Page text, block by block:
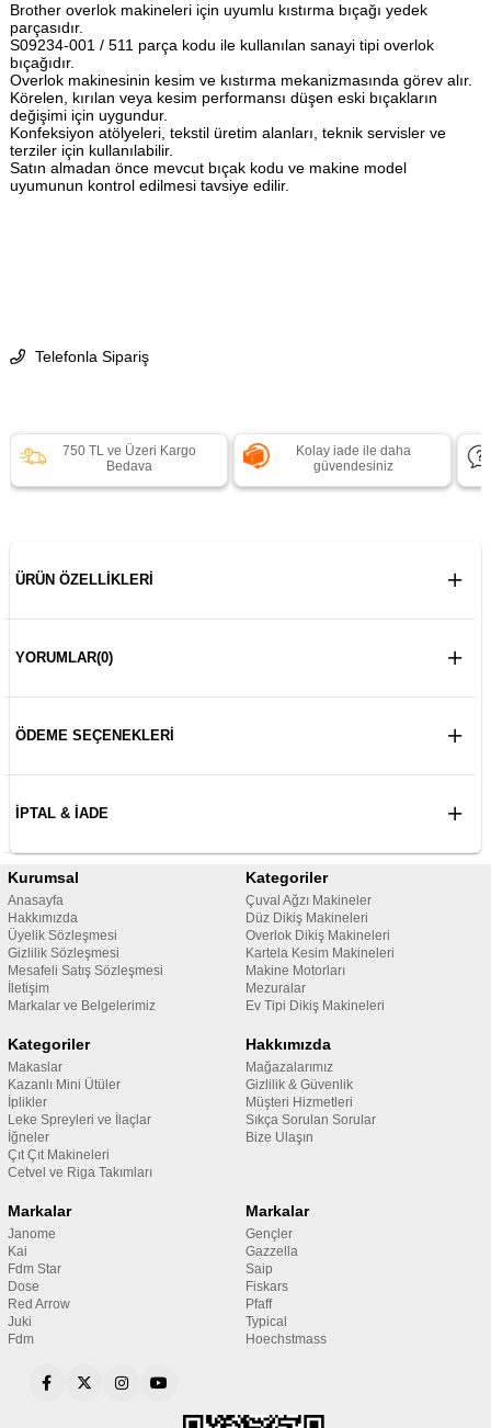
Brother overlok makineleri için uyumlu kıstırma bıçağı yedek
parçasıdır.
S09234-001 / 511 parça kodu ile kullanılan sanayi tipi overlok
bıçağıdır.
Overlok makinesinin kesim ve kıstırma mekanizmasında görev alır.
Körelen, kırılan veya kesim performansı düşen eski bıçakların
değişimi için uygundur.
Konfeksiyon atölyeleri, tekstil üretim alanları, teknik servisler ve
terziler için kullanılabilir.
Satın almadan önce mevcut bıçak kodu ve makine model
uyumunun kontrol edilmesi tavsiye edilir.
Telefonla Sipariş
750 TL ve Üzeri Kargo
Bedava
Kolay iade ile daha
güvendesiniz
ÜRÜN ÖZELLIKLERI
YORUMLAR(0)
ÖDEME SEÇENEKLERI
İPTAL & İADE
Kurumsal
Anasayfa
Hakkımızda
Üyelik Sözleşmesi
Gizlilik Sözleşmesi
Mesafeli Satış Sözleşmesi
İletişim
Markalar ve Belgelerimiz
Kategoriler
Çuval Ağzı Makineler
Düz Dikiş Makineleri
Overlok Dikiş Makineleri
Kartela Kesim Makineleri
Makine Motorları
Mezuralar
Ev Tipi Dikiş Makineleri
Kategoriler
Makaslar
Kazanlı Mini Ütüler
İplikler
Leke Spreyleri ve İlaçlar
İğneler
Çıt Çıt Makineleri
Cetvel ve Riga Takımları
Hakkımızda
Mağazalarımız
Gizlilik & Güvenlik
Müşteri Hizmetleri
Sıkça Sorulan Sorular
Bize Ulaşın
Markalar
Janome
Kai
Fdm Star
Dose
Red Arrow
Juki
Fdm
Markalar
Gençler
Gazzella
Saip
Fiskars
Pfaff
Typical
Hoechstmass